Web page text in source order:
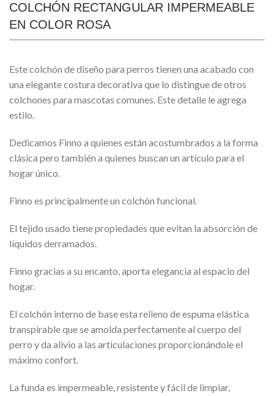
COLCHÓN RECTANGULAR IMPERMEABLE
EN COLOR ROSA
Este colchón de diseño para perros tienen una acabado con
una elegante costura decorativa que lo distingue de otros
colchones para mascotas comunes. Este detalle le agrega
estilo.
Dedicamos Finno a quienes están acostumbrados a la forma
clásica pero también a quienes buscan un artículo para el
hogar único.
Finno es principalmente un colchón funcional.
El tejido usado tiene propiedades que evitan la absorción de
líquidos derramados.
Finno gracias a su encanto, aporta elegancia al espacio del
hogar.
El colchón interno de base esta relleno de espuma elástica
transpirable que se amolda perfectamente al cuerpo del
perro y da alivio a las articulaciones proporcionándole el
máximo confort.
La funda es impermeable, resistente y fácil de limpiar,